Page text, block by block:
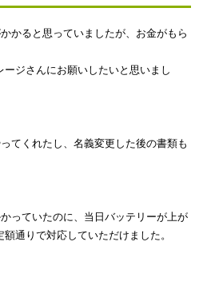
かると思っていましたが、お金がもら
ジさんにお願いしたいと思いまし
てくれたし、名義変更した後の書類も
っていたのに、当日バッテリーが上が
通りで対応していただけました。